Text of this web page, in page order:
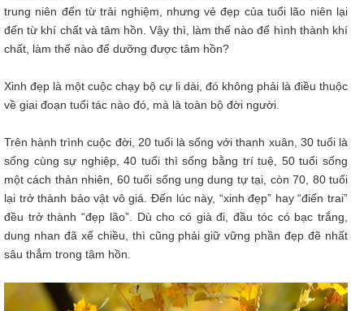
trung niên đến từ trải nghiệm, nhưng vẻ đẹp của tuổi lão niên lại
đến từ khí chất và tâm hồn. Vậy thì, làm thế nào để hình thành khí
chất, làm thế nào để dưỡng được tâm hồn?
Xinh đẹp là một cuộc chạy bộ cự li dài, đó không phải là điều thuộc
về giai đoạn tuổi tác nào đó, mà là toàn bộ đời người.
Trên hành trình cuộc đời, 20 tuổi là sống với thanh xuân, 30 tuổi là
sống cùng sự nghiệp, 40 tuổi thì sống bằng trí tuệ, 50 tuổi sống
một cách thản nhiên, 60 tuổi sống ung dung tự tại, còn 70, 80 tuổi
lại trở thành bảo vật vô giá. Đến lúc này, “xinh đẹp” hay “điển trai”
đều trở thành “đẹp lão”. Dù cho có già đi, đầu tóc có bạc trắng,
dung nhan đã xế chiều, thì cũng phải giữ vững phần đẹp đẽ nhất
sâu thẳm trong tâm hồn.